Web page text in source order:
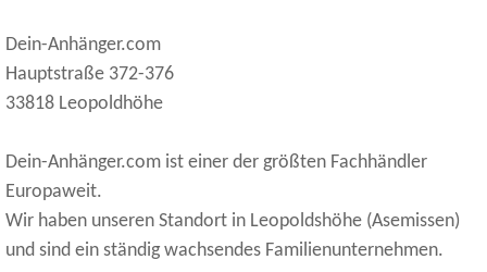
Dein-Anhänger.com
Hauptstraße 372-376
33818 Leopoldhöhe
Dein-Anhänger.com ist einer der größten Fachhändler
Europaweit.
Wir haben unseren Standort in Leopoldshöhe (Asemissen)
und sind ein ständig wachsendes Familienunternehmen.